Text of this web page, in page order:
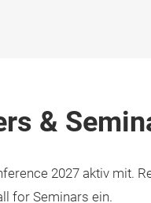
&
2027 aktiv mit.
for Seminars ein.